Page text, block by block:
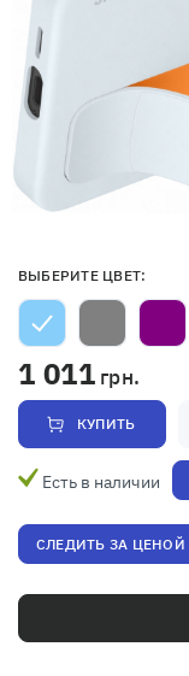
ВЫБЕРИТЕ ЦВЕТ:
1 011 грн.
КУПИТЬ
Есть в наличии
СЛЕДИТЬ ЗА ЦЕНОЙ